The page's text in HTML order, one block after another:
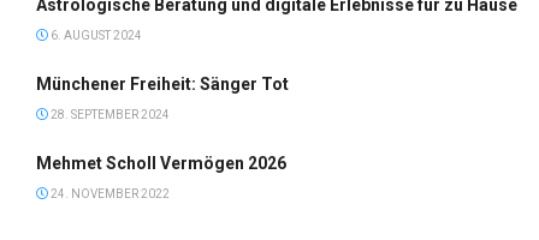
Astrologische Beratung und digitale Erlebnisse für zu Hause
6. AUGUST 2024
Münchener Freiheit: Sänger Tot
28. SEPTEMBER 2024
Mehmet Scholl Vermögen 2026
24. NOVEMBER 2022